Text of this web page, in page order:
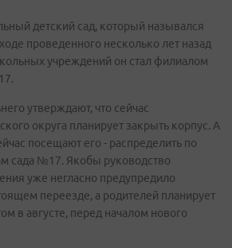
детский сад, который назывался
проведенного несколько лет назад
учреждений он стал филиалом
утверждают, что сейчас
округа планирует закрыть корпус. А
посещают его - распределить по
сада №17. Якобы руководство
уже негласно предупредило
переезде, а родителей планирует
в августе, перед началом нового